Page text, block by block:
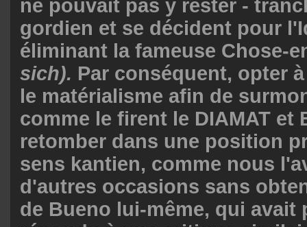
ne pouvait pas y rester -
gordien et se décident pour
éliminant la fameuse Chose-
sich). Par conséquent, opter
le matérialisme afin de
comme le firent le DIAMAT et
retomber dans une position
sens kantien, comme nous
d'autres occasions sans
de Bueno lui-même, qui avait